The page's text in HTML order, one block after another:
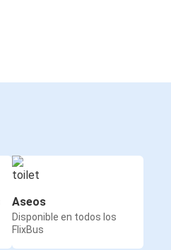
Aseos
Disponible en todos los
FlixBus